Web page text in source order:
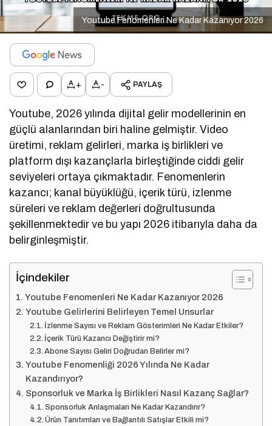
Youtube Fenomenleri Ne Kadar Kazanıyor 2026
+ - PAYLAŞ
Youtube, 2026 yılında dijital gelir modellerinin en
güçlü alanlarından biri haline gelmiştir. Video
üretimi, reklam gelirleri, marka iş birlikleri ve
platform dışı kazançlarla birleştiğinde ciddi gelir
seviyeleri ortaya çıkmaktadır. Fenomenlerin
kazancı; kanal büyüklüğü, içerik türü, izlenme
süreleri ve reklam değerleri doğrultusunda
şekillenmektedir ve bu yapı 2026 itibarıyla daha da
belirginleşmiştir.
İçindekiler
Youtube Fenomenleri Ne Kadar Kazanıyor 2026
Youtube Gelirlerini Belirleyen Temel Unsurlar
İzlenme Sayısı ve Reklam Gösterimleri Ne Kadar Etkiler?
İçerik Türü Kazancı Değiştirir mi?
Abone Sayısı Geliri Doğrudan Belirler mi?
Youtube Fenomenliği 2026 Yılında Ne Kadar
Kazandırıyor?
Sponsorluk ve Marka İş Birlikleri Nasıl Kazanç Sağlar?
Sponsorluk Anlaşmaları Ne Kadar Kazandırır?
Ürün Tanıtımları ve Bağlantılı Satışlar Etkili mi?